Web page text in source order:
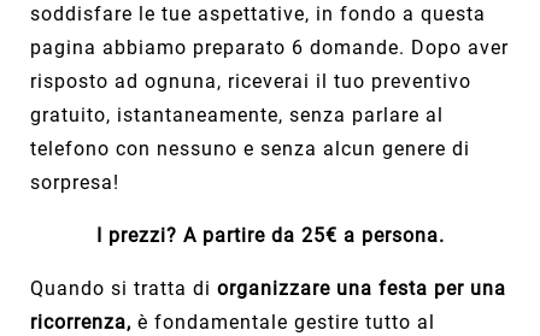
soddisfare le tue aspettative, in fondo a questa
pagina abbiamo preparato 6 domande. Dopo aver
risposto ad ognuna, riceverai il tuo preventivo
gratuito, istantaneamente, senza parlare al
telefono con nessuno e senza alcun genere di
sorpresa!
I prezzi? A partire da 25€ a persona.
Quando si tratta di organizzare una festa per una
ricorrenza, è fondamentale gestire tutto al